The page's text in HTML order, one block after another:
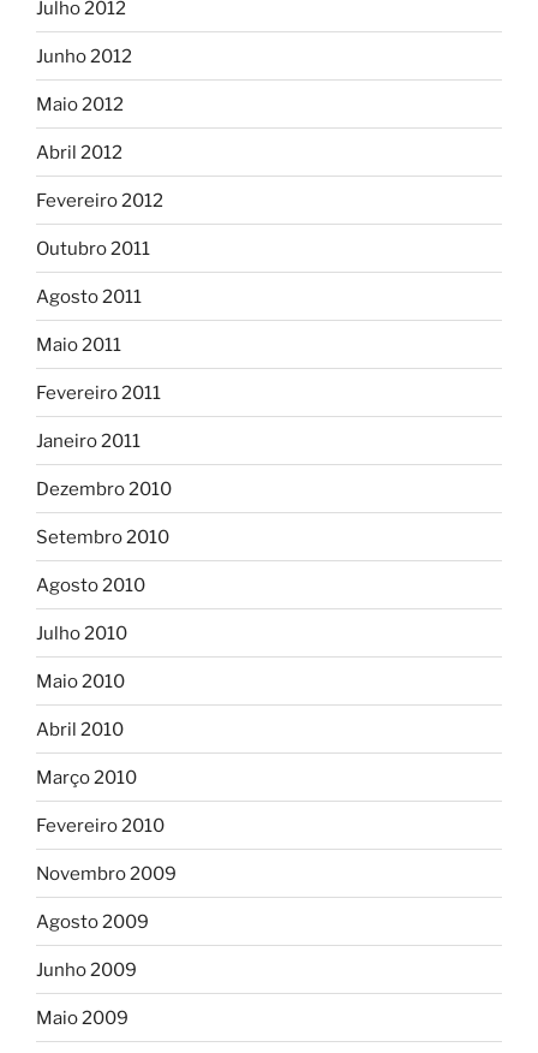
Julho 2012
Junho 2012
Maio 2012
Abril 2012
Fevereiro 2012
Outubro 2011
Agosto 2011
Maio 2011
Fevereiro 2011
Janeiro 2011
Dezembro 2010
Setembro 2010
Agosto 2010
Julho 2010
Maio 2010
Abril 2010
Março 2010
Fevereiro 2010
Novembro 2009
Agosto 2009
Junho 2009
Maio 2009